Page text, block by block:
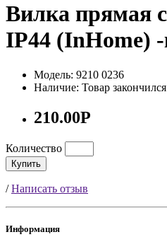
Вилка прямая
IP44 (InHome)
Модель: 9210 0236
Наличие: Товар закончился
210.00Р
Количество
Купить
/Написать отзыв
Информация